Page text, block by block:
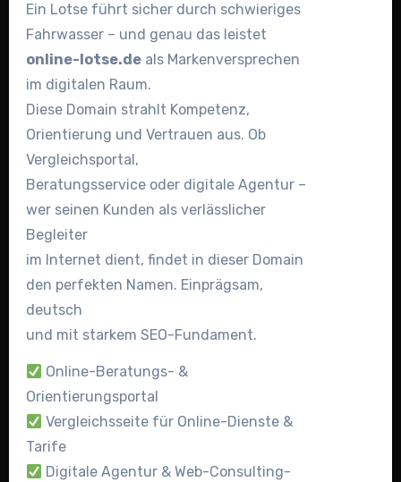
Ein Lotse führt sicher durch schwieriges
Fahrwasser – und genau das leistet
online-lotse.deals Markenversprechen
im digitalen Raum.
Diese Domain strahlt Kompetenz,
Orientierung und Vertrauen aus. Ob
Vergleichsportal,
Beratungsservice oder digitale Agentur –
wer seinen Kunden als verlässlicher
Begleiter
im Internet dient, findet in dieser Domain
den perfekten Namen. Einprägsam,
deutsch
und mit starkem SEO-Fundament.
Online-Beratungs- &
Orientierungsportal
Vergleichsseite für Online-Dienste &
Tarife
Digitale Agentur & Web-Consulting-